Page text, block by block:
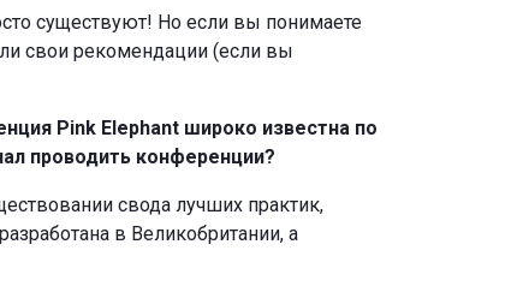
существуют! Но если вы понимаете
свои рекомендации (если вы
Pink Elephant широко известна по
проводить конференции?
свода лучших практик,
в Великобритании, а